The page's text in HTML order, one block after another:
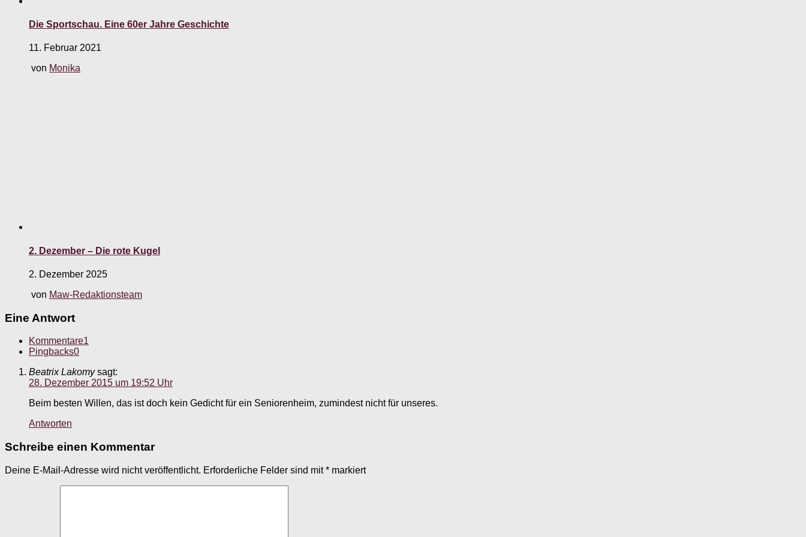
Die Sportschau. Eine 60er Jahre Geschichte
11. Februar 2021
von Monika
2. Dezember – Die rote Kugel
2. Dezember 2025
von Maw-Redaktionsteam
Eine Antwort
Kommentare1
Pingbacks0
Beatrix Lakomy sagt:
28. Dezember 2015 um 19:52 Uhr
Beim besten Willen, das ist doch kein Gedicht für ein Seniorenheim, zumindest nicht für unseres.
Antworten
Schreibe einen Kommentar
Deine E-Mail-Adresse wird nicht veröffentlicht. Erforderliche Felder sind mit* markiert